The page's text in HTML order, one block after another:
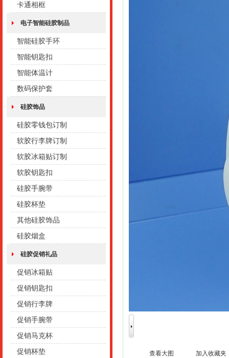
卡通相框
电子智能硅胶制品
智能硅胶手环
智能钥匙扣
智能体温计
数码保护套
硅胶饰品
硅胶零钱包订制
软胶行李牌订制
软胶冰箱贴订制
软胶钥匙扣
硅胶手腕带
硅胶杯垫
其他硅胶饰品
硅胶烟盒
硅胶促销礼品
促销冰箱贴
促销钥匙扣
促销行李牌
促销手腕带
促销马克杯
促销杯垫
查看大图 加入收藏夹